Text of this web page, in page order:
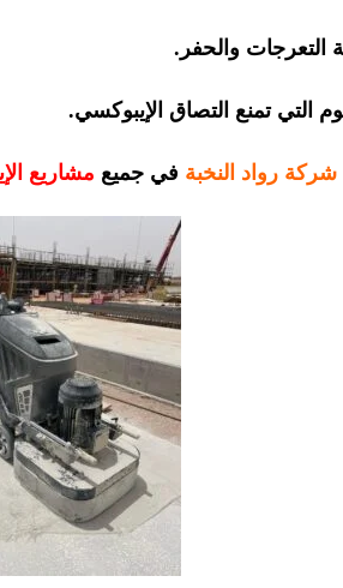
شركة رواد النخبة في جميع مشاريع